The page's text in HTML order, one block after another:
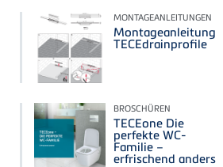
MONTAGEANLEITUNGEN
Montageanleitung
TECEdrainprofile
BROSCHÜREN
TECEone Die
perfekte WC-
Familie –
erfrischend anders